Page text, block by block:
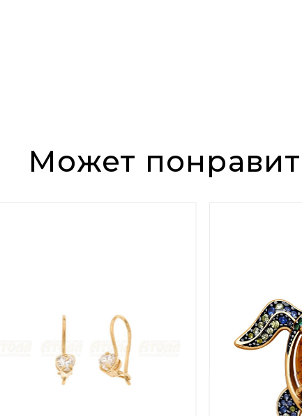
Может